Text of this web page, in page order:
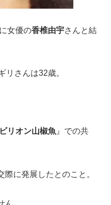
女優の香椎由宇さんと結
リさんは32歳。
リオン山椒魚 』での共
に発展したとのこと。
。